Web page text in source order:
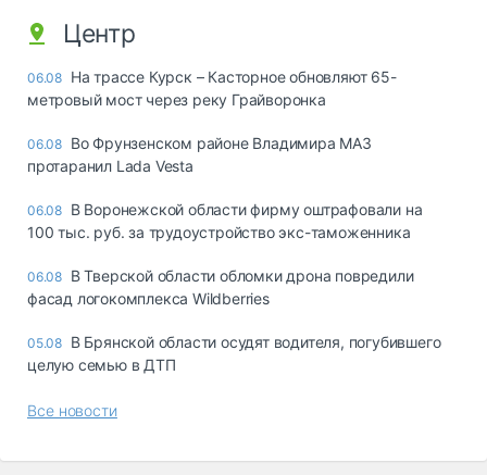
Центр
06.08 На трассе Курск – Касторное обновляют 65-
метровый мост через реку Грайворонка
06.08 Во Фрунзенском районе Владимира МАЗ
протаранил Lada Vesta
06.08 В Воронежской области фирму оштрафовали на
100 тыс. руб. за трудоустройство экс-таможенника
06.08 В Тверской области обломки дрона повредили
фасад логокомплекса Wildberries
05.08 В Брянской области осудят водителя, погубившего
целую семью в ДТП
Все новости